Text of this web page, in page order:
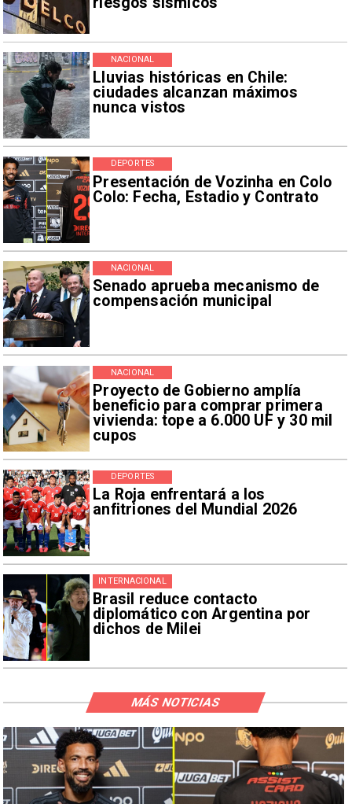
Lluvias históricas en Chile:
ciudades alcanzan máximos
nunca vistos
NACIONAL
Presentación de Vozinha en Colo
Colo: Fecha, Estadio y Contrato
DEPORTES
Senado aprueba mecanismo de
compensación municipal
NACIONAL
Proyecto de Gobierno amplía
beneficio para comprar primera
vivienda: tope a 6.000 UF y 30 mil
cupos
NACIONAL
La Roja enfrentará a los
anfitriones del Mundial 2026
DEPORTES
Brasil reduce contacto
diplomático con Argentina por
dichos de Milei
INTERNACIONAL
MÁS NOTICIAS